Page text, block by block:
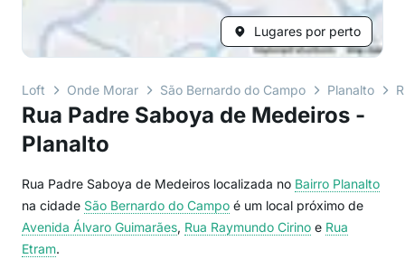
Lugares por perto
Loft Onde Morar São Bernardo do Campo Planalto
Rua Padre Saboya de Medeiros -
Planalto
Rua Padre Saboya de Medeiros localizada no Bairro Planalto
na cidade São Bernardo do Campo é um local próximo de
Avenida Álvaro Guimarães, Rua Raymundo Cirino e Rua
Etram.